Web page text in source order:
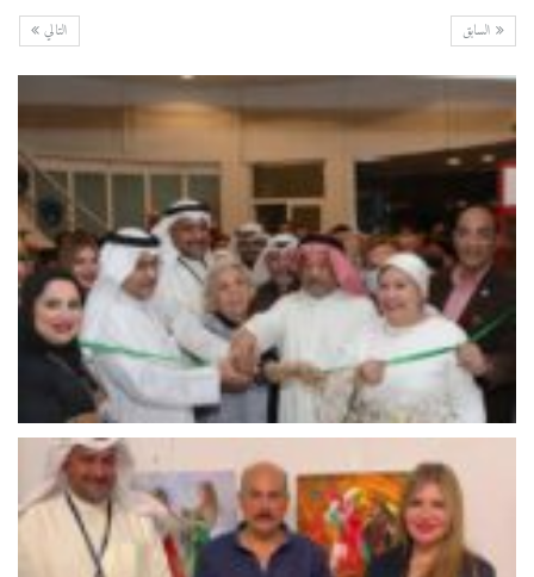
التالي السابق